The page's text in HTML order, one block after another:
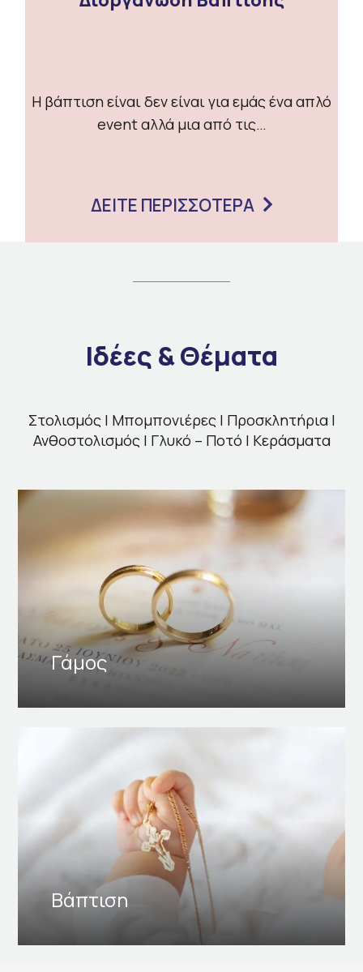
Η βάπτιση είναι δεν είναι για εμάς ένα απλό
event αλλά μια από τις…
ΔΕΙΤΕ ΠΕΡΙΣΣΟΤΕΡΑ
Ιδέες & Θέματα
Στολισμός | Μπομπονιέρες | Προσκλητήρια |
Ανθοστολισμός | Γλυκό – Ποτό | Κεράσματα
Γάμος
Βάπτιση